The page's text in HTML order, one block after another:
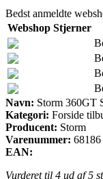
Bedst anmeldte
Webshop Stjerner
Navn: Storm 360GT
Kategori: Forside
Producent: Storm
Varenummer: 68186
EAN:
Vurderet til 4 ud af 5